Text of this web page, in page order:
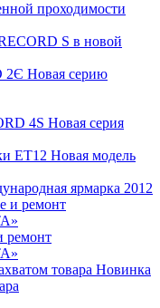
проходимости
S в новой
Новая серию
Новая серия
Новая модель
ярмарка 2012
ремонт
Новинка